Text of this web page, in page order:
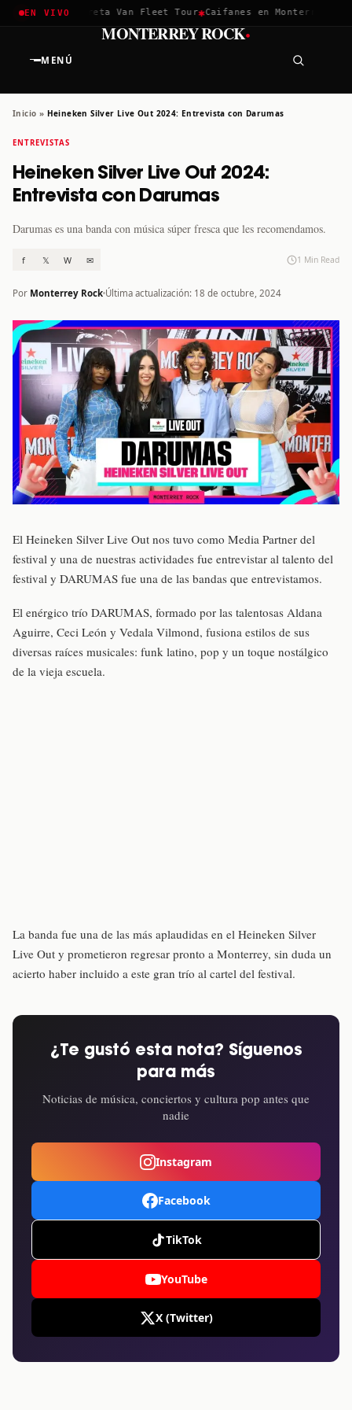
EN VIVO
2026✱Greta Van Fleet Tour✱Caifanes en Monterrey · 12
MENÚ
MONTERREY ROCK·
Inicio » Heineken Silver Live Out 2024: Entrevista con Darumas
ENTREVISTAS
Heineken Silver Live Out 2024:
Entrevista con Darumas
Darumas es una banda con música súper fresca que les recomendamos.
f 𝕏 W ✉ 1 Min Read
Por Monterrey Rock Última actualización: 18 de octubre, 2024
El Heineken Silver Live Out nos tuvo como Media Partner del
festival y una de nuestras actividades fue entrevistar al talento del
festival y DARUMAS fue una de las bandas que entrevistamos.
El enérgico trío DARUMAS, formado por las talentosas Aldana
Aguirre, Ceci León y Vedala Vilmond, fusiona estilos de sus
diversas raíces musicales: funk latino, pop y un toque nostálgico
de la vieja escuela.
La banda fue una de las más aplaudidas en el Heineken Silver
Live Out y prometieron regresar pronto a Monterrey, sin duda un
acierto haber incluido a este gran trío al cartel del festival.
¿Te gustó esta nota? Síguenos
para más
Noticias de música, conciertos y cultura pop antes que
nadie
Instagram
Facebook
TikTok
YouTube
X (Twitter)